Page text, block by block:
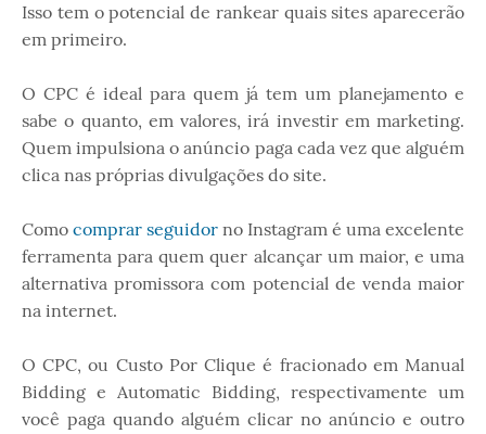
Isso tem o potencial de rankear quais sites aparecerão
em primeiro.
O CPC é ideal para quem já tem um planejamento e
sabe o quanto, em valores, irá investir em marketing.
Quem impulsiona o anúncio paga cada vez que alguém
clica nas próprias divulgações do site.
Como comprar seguidor no Instagram é uma excelente
ferramenta para quem quer alcançar um maior, e uma
alternativa promissora com potencial de venda maior
na internet.
O CPC, ou Custo Por Clique é fracionado em Manual
Bidding e Automatic Bidding, respectivamente um
você paga quando alguém clicar no anúncio e outro